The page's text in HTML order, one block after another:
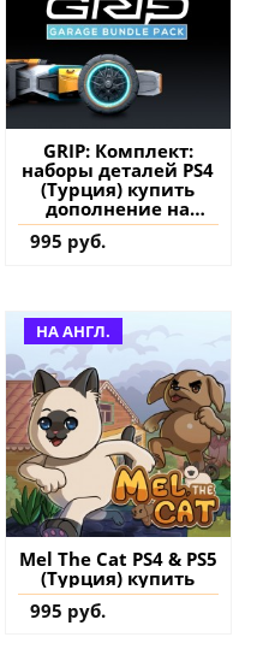
GRIP: Комплект:
наборы деталей PS4
(Турция) купить
дополнение на
аккаунт
995 руб.
НА АНГЛ.
Mel The Cat PS4 & PS5
(Турция) купить
995 руб.